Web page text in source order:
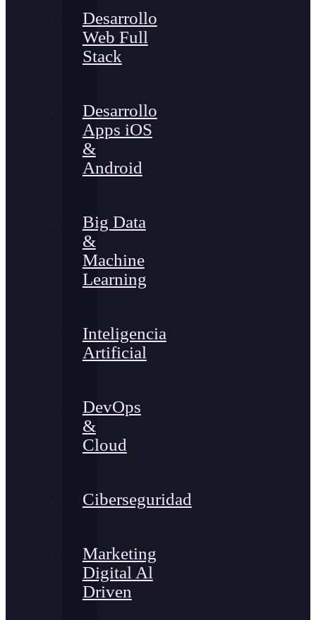
Desarrollo
Web Full
Stack
Desarrollo
Apps iOS
&
Android
Big Data
&
Machine
Learning
Inteligencia
Artificial
DevOps
&
Cloud
Ciberseguridad
Marketing
Digital Al
Driven